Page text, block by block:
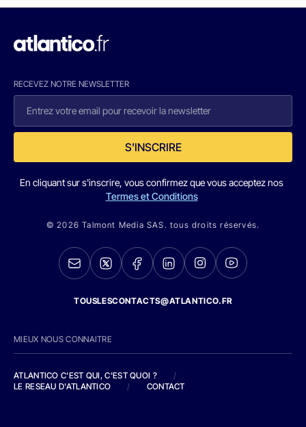
RECEVEZ NOTRE NEWSLETTER
S'INSCRIRE
En cliquant sur s'inscrire, vous confirmez que vous acceptez nos
Termes et Conditions
© 2026 Talmont Media SAS. tous droits réservés.
TOUSLESCONTACTS@ATLANTICO.FR
MIEUX NOUS CONNAITRE
ATLANTICO C'EST QUI, C'EST QUOI ?
/
LE RESEAU D'ATLANTICO
/ CONTACT